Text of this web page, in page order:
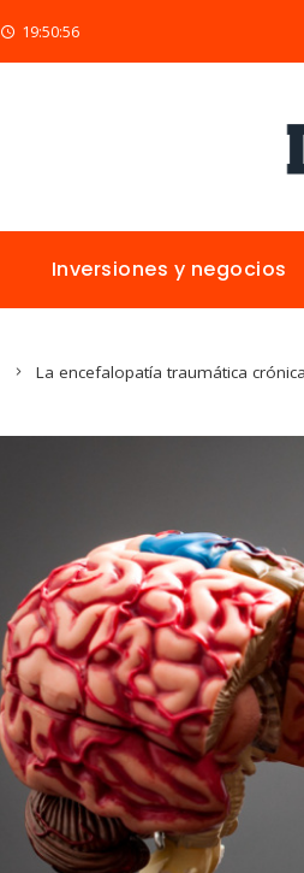
19:50:57
Inversiones y negocios
La encefalopatía traumática